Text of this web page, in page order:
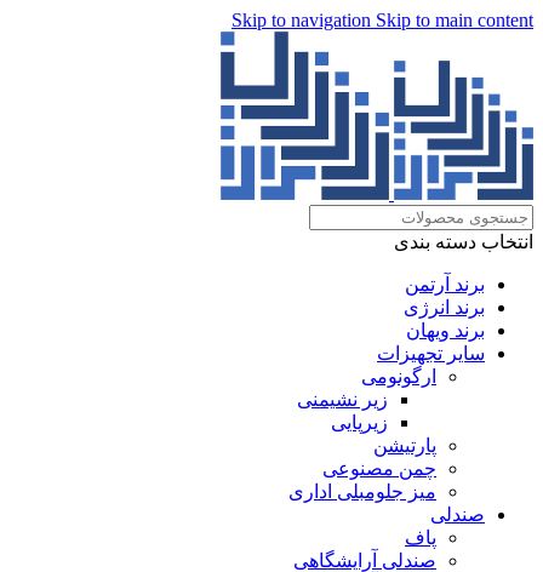
Skip to navigation Skip to main content
انتخاب دسته بندی
برند آرتمن
برند انرژی
برند ویهان
سایر تجهیزات
ارگونومی
زیر نشیمنی
زیرپایی
پارتیشن
چمن مصنوعی
میز جلومبلی اداری
صندلی
پاف
صندلی آرایشگاهی